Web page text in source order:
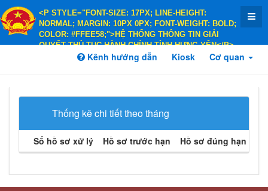
<P STYLE="FONT-SIZE: 17PX; LINE-HEIGHT:
NORMAL; MARGIN: 10PX 0PX; FONT-WEIGHT: BOLD;
COLOR: #FFEE58;">HỆ THỐNG THÔNG TIN GIẢI
QUYẾT THỦ TỤC HÀNH CHÍNH TỈNH HƯNG YÊN</P>
<P STYLE="FONT-SIZE: 14PX; LINE-HEIGHT:
COLOR: #FFEE58;">HÀNH CHÍNH PHỤC VỤ</P>
Kênh hướng dẫn Kiosk Cơ quan
Thống kê chi tiết theo tháng
Số hồ sơ xử lý Hồ sơ trước hạn Hồ sơ đúng hạn